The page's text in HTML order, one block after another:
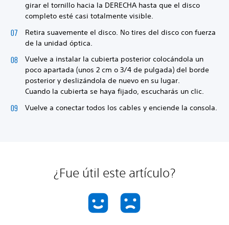
girar el tornillo hacia la DERECHA hasta que el disco
completo esté casi totalmente visible.
Retira suavemente el disco. No tires del disco con fuerza
de la unidad óptica.
Vuelve a instalar la cubierta posterior colocándola un
poco apartada (unos 2 cm o 3/4 de pulgada) del borde
posterior y deslizándola de nuevo en su lugar.
Cuando la cubierta se haya fijado, escucharás un clic.
Vuelve a conectar todos los cables y enciende la consola.
¿Fue útil este artículo?